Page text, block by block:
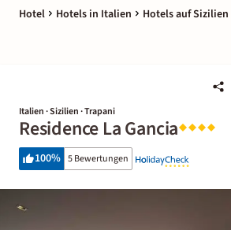
Hotel Hotels in Italien Hotels auf Sizilien
Italien · Sizilien · Trapani
Residence La Gancia
100% 5 Bewertungen